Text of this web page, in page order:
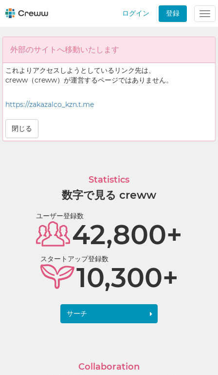
ログイン 登録
外部のサイトへ移動いたします
これよりアクセスしようとしているリンク先は、
creww（creww）が運営するページではありません。
https://zakazalco_kzn.t.me
閉じる
Statistics
数字で見る creww
ユーザー登録数
42,800+
スタートアップ登録数
10,300+
サーチ
Collaboration